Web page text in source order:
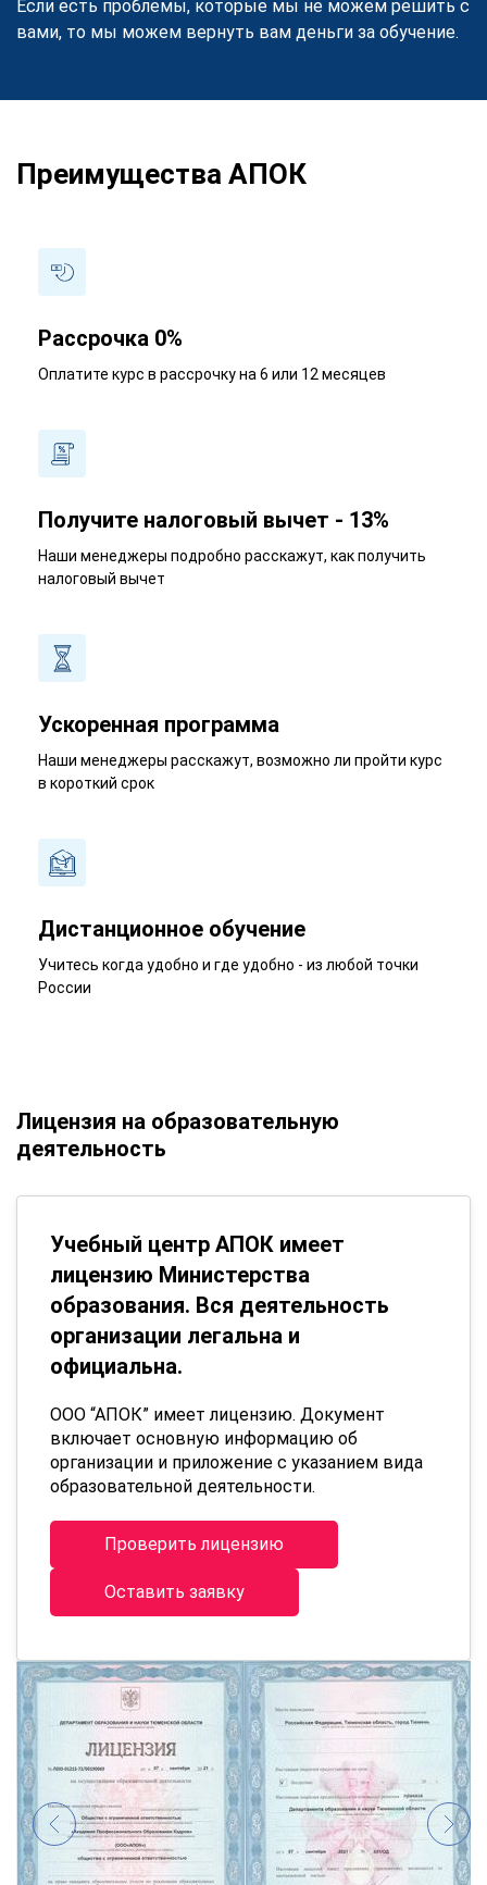
Если есть проблемы, которые мы не можем решить с
вами, то мы можем вернуть вам деньги за обучение.
Преимущества АПОК
Рассрочка 0%
Оплатите курс в рассрочку на 6 или 12 месяцев
Получите налоговый вычет - 13%
Наши менеджеры подробно расскажут, как получить
налоговый вычет
Ускоренная программа
Наши менеджеры расскажут, возможно ли пройти курс
в короткий срок
Дистанционное обучение
Учитесь когда удобно и где удобно - из любой точки
России
Лицензия на образовательную
деятельность
Учебный центр АПОК имеет
лицензию Министерства
образования. Вся деятельность
организации легальна и
официальна.
ООО “АПОК” имеет лицензию. Документ
включает основную информацию об
организации и приложение с указанием вида
образовательной деятельности.
Проверить лицензию
Оставить заявку